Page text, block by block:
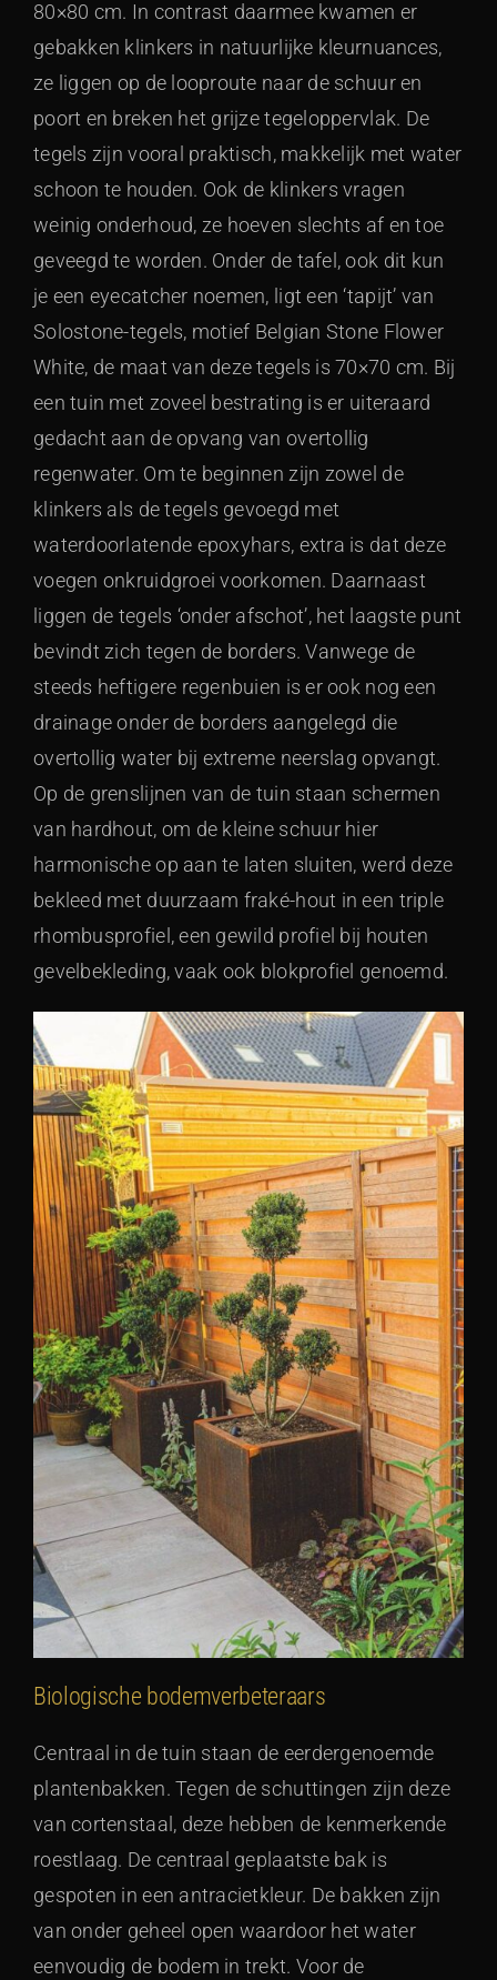
80×80 cm. In contrast daarmee kwamen er
gebakken klinkers in natuurlijke kleurnuances,
ze liggen op de looproute naar de schuur en
poort en breken het grijze tegeloppervlak. De
tegels zijn vooral praktisch, makkelijk met water
schoon te houden. Ook de klinkers vragen
weinig onderhoud, ze hoeven slechts af en toe
geveegd te worden. Onder de tafel, ook dit kun
je een eyecatcher noemen, ligt een ‘tapijt’ van
Solostone-tegels, motief Belgian Stone Flower
White, de maat van deze tegels is 70×70 cm. Bij
een tuin met zoveel bestrating is er uiteraard
gedacht aan de opvang van overtollig
regenwater. Om te beginnen zijn zowel de
klinkers als de tegels gevoegd met
waterdoorlatende epoxyhars, extra is dat deze
voegen onkruidgroei voorkomen. Daarnaast
liggen de tegels ‘onder afschot’, het laagste punt
bevindt zich tegen de borders. Vanwege de
steeds heftigere regenbuien is er ook nog een
drainage onder de borders aangelegd die
overtollig water bij extreme neerslag opvangt.
Op de grenslijnen van de tuin staan schermen
van hardhout, om de kleine schuur hier
harmonische op aan te laten sluiten, werd deze
bekleed met duurzaam fraké-hout in een triple
rhombusprofiel, een gewild profiel bij houten
gevelbekleding, vaak ook blokprofiel genoemd.
Biologische bodemverbeteraars
Centraal in de tuin staan de eerdergenoemde
plantenbakken. Tegen de schuttingen zijn deze
van cortenstaal, deze hebben de kenmerkende
roestlaag. De centraal geplaatste bak is
gespoten in een antracietkleur. De bakken zijn
van onder geheel open waardoor het water
eenvoudig de bodem in trekt. Voor de